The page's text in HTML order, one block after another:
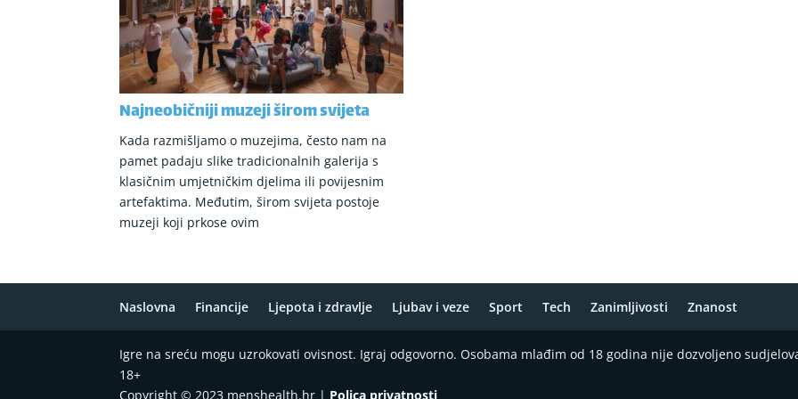
Najneobičniji muzeji širom svijeta
Kada razmišljamo o muzejima, često nam na
pamet padaju slike tradicionalnih galerija s
klasičnim umjetničkim djelima ili povijesnim
artefaktima. Međutim, širom svijeta postoje
muzeji koji prkose ovim
Naslovna Financije Ljepota i zdravlje Ljubav i veze Sport Tech Zanimljivosti Znanost
Igre na sreću mogu uzrokovati ovisnost. Igraj odgovorno. Osobama mlađim od 18 godina nije dozvoljeno
18+
Copyright © 2023 menshealth.hr | Polica privatnosti